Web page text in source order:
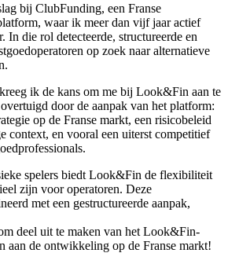
bij ClubFunding, een Franse
waar ik meer dan vijf jaar actief
In die rol detecteerde, structureerde en
op zoek naar alternatieve
ik de kans om me bij Look&Fin aan te
door de aanpak van het platform:
op de Franse markt, een risicobeleid
context, en vooral een uiterst competitief
spelers biedt Look&Fin de flexibiliteit
zijn voor operatoren. Deze
met een gestructureerde aanpak,
deel uit te maken van het Look&Fin-
aan de ontwikkeling op de Franse markt!